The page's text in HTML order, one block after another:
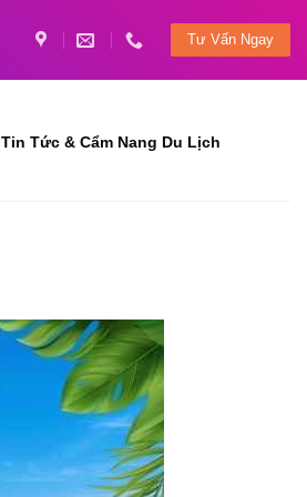
Tư Vấn Ngay
Tin Tức & Cẩm Nang Du Lịch